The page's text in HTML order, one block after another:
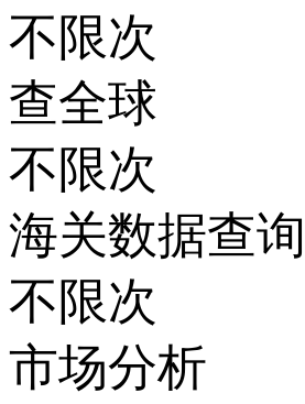
不限次
查全球
不限次
海关数据查询
不限次
市场分析